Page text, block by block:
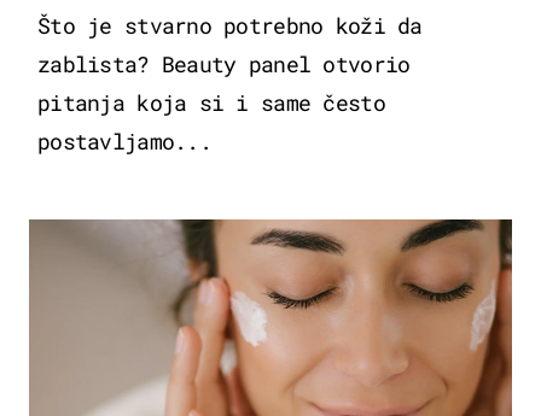
Što je stvarno potrebno koži da
zablista? Beauty panel otvorio
pitanja koja si i same često
postavljamo...
MODA & LJEPOTA